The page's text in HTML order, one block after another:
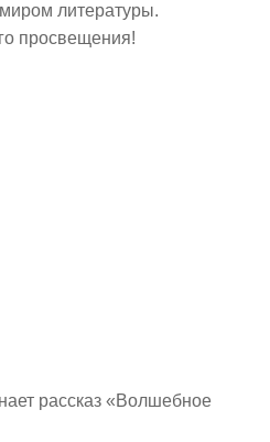
литературы.
просвещения!
рассказ «Волшебное